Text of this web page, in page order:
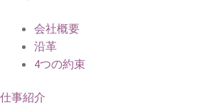
会社概要
沿革
4つの約束
仕事紹介